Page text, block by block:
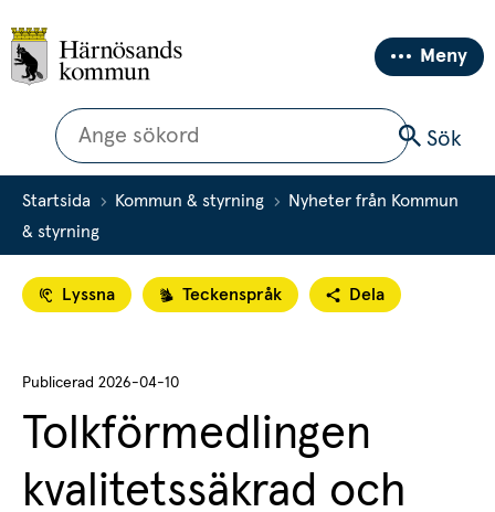
Meny
Sök
Sök
Startsida Kommun & styrning
Nyheter från Kommun
& styrning
Lyssna Teckenspråk Dela
Publicerad 2026-04-10
Tolkförmedlingen
kvalitetssäkrad och